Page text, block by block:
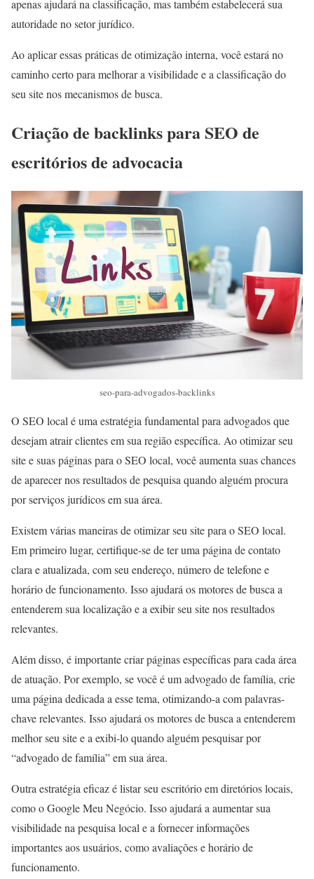
apenas ajudará na classificação, mas também estabelecerá sua
autoridade no setor jurídico.
Ao aplicar essas práticas de otimização interna, você estará no
caminho certo para melhorar a visibilidade e a classificação do
seu site nos mecanismos de busca.
Criação de backlinks para SEO de
escritórios de advocacia
seo-para-advogados-backlinks
O SEO local é uma estratégia fundamental para advogados que
desejam atrair clientes em sua região específica. Ao otimizar seu
site e suas páginas para o SEO local, você aumenta suas chances
de aparecer nos resultados de pesquisa quando alguém procura
por serviços jurídicos em sua área.
Existem várias maneiras de otimizar seu site para o SEO local.
Em primeiro lugar, certifique-se de ter uma página de contato
clara e atualizada, com seu endereço, número de telefone e
horário de funcionamento. Isso ajudará os motores de busca a
entenderem sua localização e a exibir seu site nos resultados
relevantes.
Além disso, é importante criar páginas específicas para cada área
de atuação. Por exemplo, se você é um advogado de família, crie
uma página dedicada a esse tema, otimizando-a com palavras-
chave relevantes. Isso ajudará os motores de busca a entenderem
melhor seu site e a exibi-lo quando alguém pesquisar por
“advogado de família” em sua área.
Outra estratégia eficaz é listar seu escritório em diretórios locais,
como o Google Meu Negócio. Isso ajudará a aumentar sua
visibilidade na pesquisa local e a fornecer informações
importantes aos usuários, como avaliações e horário de
funcionamento.